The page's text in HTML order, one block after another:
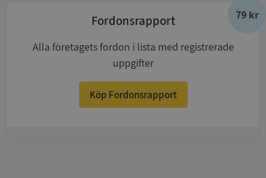
79 kr
Fordonsrapport
Alla företagets fordon i lista med registrerade
uppgifter
Köp Fordonsrapport